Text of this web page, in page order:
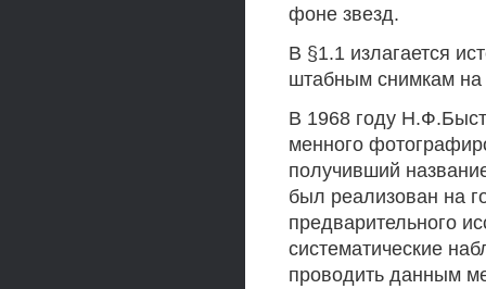
фоне звезд.
В §1.1 излагается
штабным снимкам
В 1968 году
менного
получивший
был реализован на
предварительного
систематические
проводить данным